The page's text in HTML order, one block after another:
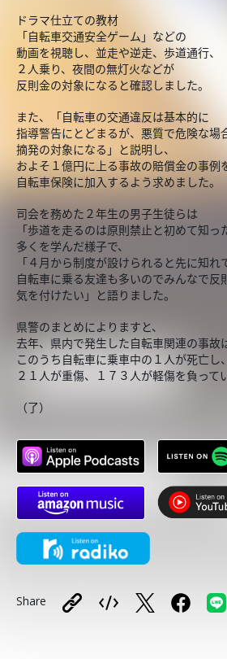
ドラマ仕立ての教材
「自転車交通安全ゲーム」などの
動画を視聴し、並走や逆走、歩道通行、
２人乗り、夜間の無灯火などが
反則金の対象になると確認しました。
また、「自転車の交通違反は基本的に
指導警告にとどまるが、悪質で危険な場
摘発の対象になる」と説明し、
およそ１億円に上る事故の賠償金の事例
自転車保険に加入するよう求めました。
司会を務めた２年生の男子生徒らは
「歩道を走るのは原則禁止と初めて知っ
多くを学んだ様子で、
「４月から制度が設けられると先に知れ
自転車に乗る友達も多いのでみんなで反
気を付けたい」と語りました。
県警のまとめによりますと、
去年、県内で発生した自転車関連の事故
このうち自転車に乗車中の１人が死亡し、
２１人が重傷、１７３人が軽傷を負って
（了）
Share